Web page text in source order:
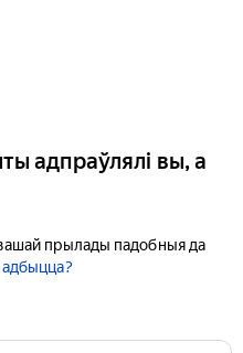
адпраўлялі вы, а
прылады падобныя да
адбыцца?